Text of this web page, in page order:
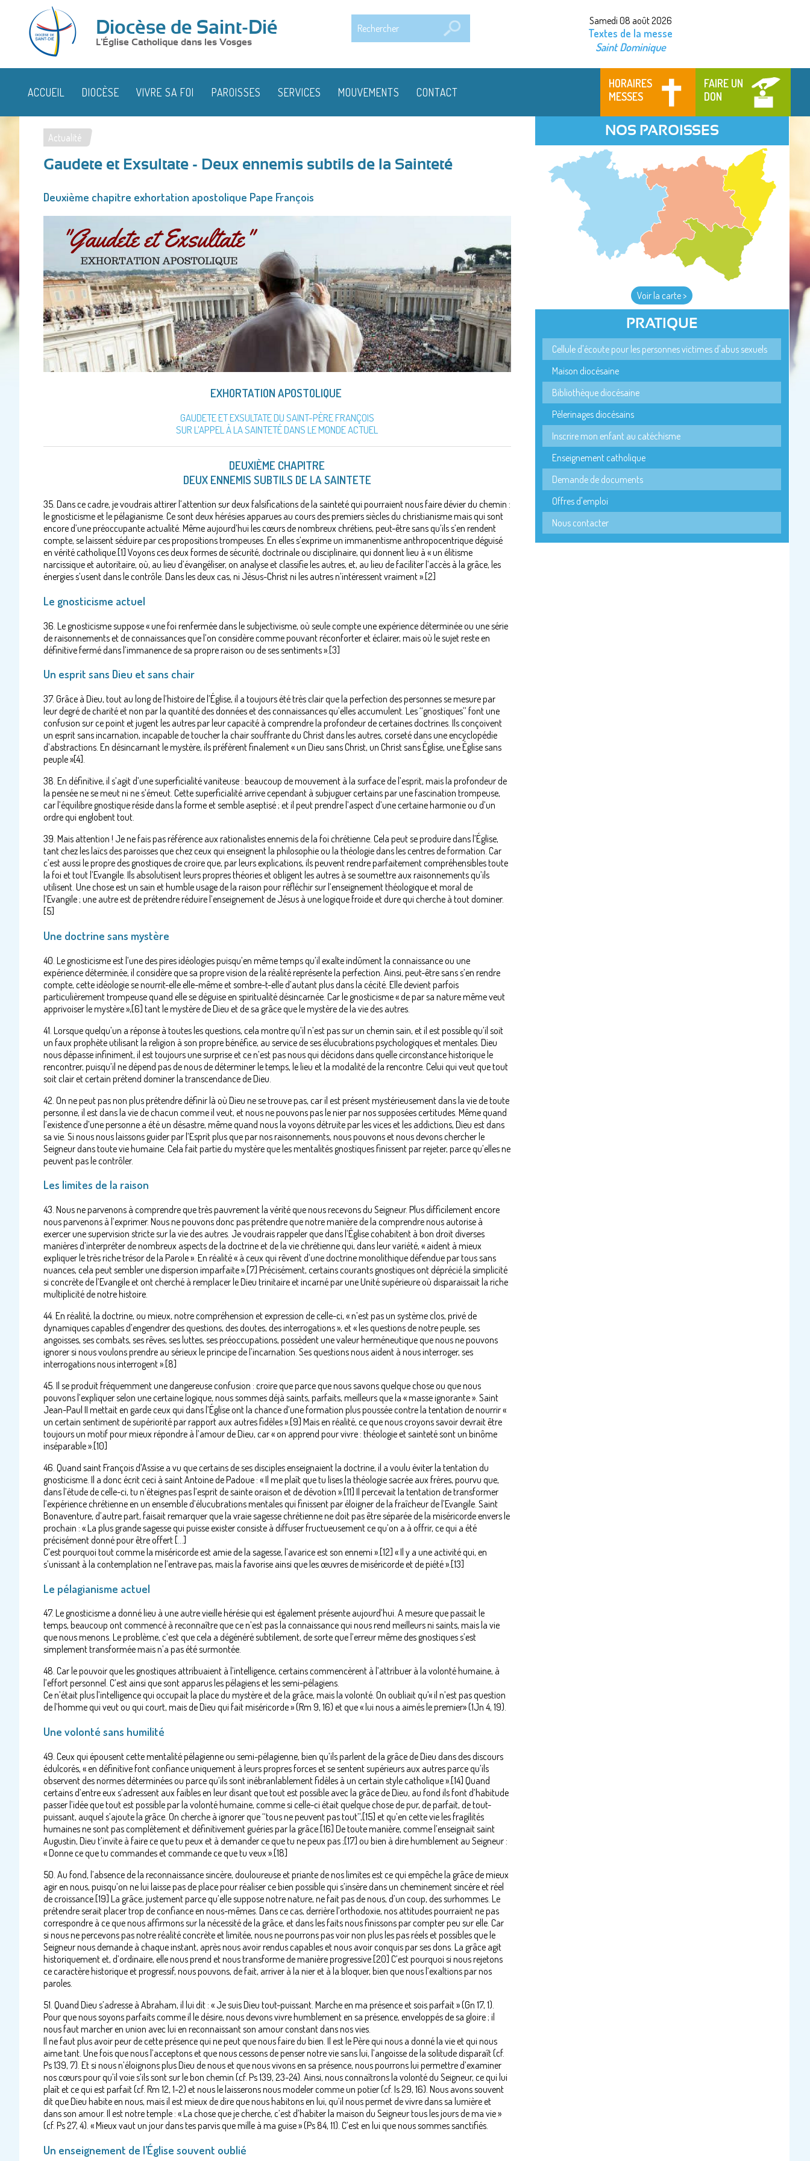
Diocèse de Saint-Dié
L'Église Catholique dans les Vosges
Samedi 08 août 2026
Textes de la messe
Saint Dominique
HORAIRES
MESSES
FAIRE UN
DON
ACCUEIL DIOCÈSE VIVRE SA FOI PAROISSES SERVICES MOUVEMENTS CONTACT
Vous
êtes
ici
Actualité
Gaudete et Exsultate - Deux ennemis subtils de la Sainteté
Deuxième chapitre exhortation apostolique Pape François
EXHORTATION APOSTOLIQUE
GAUDETE ET EXSULTATE DU SAINT-PÈRE FRANÇOIS
SUR L’APPEL À LA SAINTETÉ DANS LE MONDE ACTUEL
DEUXIÈME CHAPITRE
DEUX ENNEMIS SUBTILS DE LA SAINTETE
35. Dans ce cadre, je voudrais attirer l’attention sur deux falsifications de la sainteté qui pourraient nous faire dévier du chemin :
le gnosticisme et le pélagianisme. Ce sont deux hérésies apparues au cours des premiers siècles du christianisme mais qui sont
encore d’une préoccupante actualité. Même aujourd’hui les cœurs de nombreux chrétiens, peut-être sans qu’ils s’en rendent
compte, se laissent séduire par ces propositions trompeuses. En elles s’exprime un immanentisme anthropocentrique déguisé
en vérité catholique.[1] Voyons ces deux formes de sécurité, doctrinale ou disciplinaire, qui donnent lieu à « un élitisme
narcissique et autoritaire, où, au lieu d’évangéliser, on analyse et classifie les autres, et, au lieu de faciliter l’accès à la grâce, les
énergies s’usent dans le contrôle. Dans les deux cas, ni Jésus-Christ ni les autres n’intéressent vraiment ».[2]
Le gnosticisme actuel
36. Le gnosticisme suppose « une foi renfermée dans le subjectivisme, où seule compte une expérience déterminée ou une série
de raisonnements et de connaissances que l’on considère comme pouvant réconforter et éclairer, mais où le sujet reste en
définitive fermé dans l’immanence de sa propre raison ou de ses sentiments ».[3]
Un esprit sans Dieu et sans chair
37. Grâce à Dieu, tout au long de l’histoire de l’Église, il a toujours été très clair que la perfection des personnes se mesure par
leur degré de charité et non par la quantité des données et des connaissances qu’elles accumulent. Les ‘‘gnostiques’’ font une
confusion sur ce point et jugent les autres par leur capacité à comprendre la profondeur de certaines doctrines. Ils conçoivent
un esprit sans incarnation, incapable de toucher la chair souffrante du Christ dans les autres, corseté dans une encyclopédie
d’abstractions. En désincarnant le mystère, ils préfèrent finalement « un Dieu sans Christ, un Christ sans Église, une Église sans
peuple »[4].
38. En définitive, il s’agit d’une superficialité vaniteuse : beaucoup de mouvement à la surface de l’esprit, mais la profondeur de
la pensée ne se meut ni ne s’émeut. Cette superficialité arrive cependant à subjuguer certains par une fascination trompeuse,
car l’équilibre gnostique réside dans la forme et semble aseptisé ; et il peut prendre l’aspect d’une certaine harmonie ou d’un
ordre qui englobent tout.
39. Mais attention ! Je ne fais pas référence aux rationalistes ennemis de la foi chrétienne. Cela peut se produire dans l’Église,
tant chez les laïcs des paroisses que chez ceux qui enseignent la philosophie ou la théologie dans les centres de formation. Car
c’est aussi le propre des gnostiques de croire que, par leurs explications, ils peuvent rendre parfaitement compréhensibles toute
la foi et tout l’Evangile. Ils absolutisent leurs propres théories et obligent les autres à se soumettre aux raisonnements qu’ils
utilisent. Une chose est un sain et humble usage de la raison pour réfléchir sur l’enseignement théologique et moral de
l’Evangile ; une autre est de prétendre réduire l’enseignement de Jésus à une logique froide et dure qui cherche à tout dominer.
[5]
Une doctrine sans mystère
40. Le gnosticisme est l’une des pires idéologies puisqu’en même temps qu’il exalte indûment la connaissance ou une
expérience déterminée, il considère que sa propre vision de la réalité représente la perfection. Ainsi, peut-être sans s’en rendre
compte, cette idéologie se nourrit-elle elle-même et sombre-t-elle d’autant plus dans la cécité. Elle devient parfois
particulièrement trompeuse quand elle se déguise en spiritualité désincarnée. Car le gnosticisme « de par sa nature même veut
apprivoiser le mystère »,[6] tant le mystère de Dieu et de sa grâce que le mystère de la vie des autres.
41. Lorsque quelqu’un a réponse à toutes les questions, cela montre qu’il n’est pas sur un chemin sain, et il est possible qu’il soit
un faux prophète utilisant la religion à son propre bénéfice, au service de ses élucubrations psychologiques et mentales. Dieu
nous dépasse infiniment, il est toujours une surprise et ce n’est pas nous qui décidons dans quelle circonstance historique le
rencontrer, puisqu’il ne dépend pas de nous de déterminer le temps, le lieu et la modalité de la rencontre. Celui qui veut que tout
soit clair et certain prétend dominer la transcendance de Dieu.
42. On ne peut pas non plus prétendre définir là où Dieu ne se trouve pas, car il est présent mystérieusement dans la vie de toute
personne, il est dans la vie de chacun comme il veut, et nous ne pouvons pas le nier par nos supposées certitudes. Même quand
l’existence d’une personne a été un désastre, même quand nous la voyons détruite par les vices et les addictions, Dieu est dans
sa vie. Si nous nous laissons guider par l’Esprit plus que par nos raisonnements, nous pouvons et nous devons chercher le
Seigneur dans toute vie humaine. Cela fait partie du mystère que les mentalités gnostiques finissent par rejeter, parce qu’elles ne
peuvent pas le contrôler.
Les limites de la raison
43. Nous ne parvenons à comprendre que très pauvrement la vérité que nous recevons du Seigneur. Plus difficilement encore
nous parvenons à l’exprimer. Nous ne pouvons donc pas prétendre que notre manière de la comprendre nous autorise à
exercer une supervision stricte sur la vie des autres. Je voudrais rappeler que dans l’Église cohabitent à bon droit diverses
manières d’interpréter de nombreux aspects de la doctrine et de la vie chrétienne qui, dans leur variété, « aident à mieux
expliquer le très riche trésor de la Parole ». En réalité « à ceux qui rêvent d’une doctrine monolithique défendue par tous sans
nuances, cela peut sembler une dispersion imparfaite ».[7] Précisément, certains courants gnostiques ont déprécié la simplicité
si concrète de l’Evangile et ont cherché à remplacer le Dieu trinitaire et incarné par une Unité supérieure où disparaissait la riche
multiplicité de notre histoire.
44. En réalité, la doctrine, ou mieux, notre compréhension et expression de celle-ci, « n’est pas un système clos, privé de
dynamiques capables d’engendrer des questions, des doutes, des interrogations », et « les questions de notre peuple, ses
angoisses, ses combats, ses rêves, ses luttes, ses préoccupations, possèdent une valeur herméneutique que nous ne pouvons
ignorer si nous voulons prendre au sérieux le principe de l’incarnation. Ses questions nous aident à nous interroger, ses
interrogations nous interrogent ».[8]
45. Il se produit fréquemment une dangereuse confusion : croire que parce que nous savons quelque chose ou que nous
pouvons l’expliquer selon une certaine logique, nous sommes déjà saints, parfaits, meilleurs que la « masse ignorante ». Saint
Jean-Paul II mettait en garde ceux qui dans l’Église ont la chance d’une formation plus poussée contre la tentation de nourrir «
un certain sentiment de supériorité par rapport aux autres fidèles ».[9] Mais en réalité, ce que nous croyons savoir devrait être
toujours un motif pour mieux répondre à l’amour de Dieu, car « on apprend pour vivre : théologie et sainteté sont un binôme
inséparable ».[10]
46. Quand saint François d’Assise a vu que certains de ses disciples enseignaient la doctrine, il a voulu éviter la tentation du
gnosticisme. Il a donc écrit ceci à saint Antoine de Padoue : « Il me plaît que tu lises la théologie sacrée aux frères, pourvu que,
dans l’étude de celle-ci, tu n’éteignes pas l’esprit de sainte oraison et de dévotion ».[11] Il percevait la tentation de transformer
l’expérience chrétienne en un ensemble d’élucubrations mentales qui finissent par éloigner de la fraîcheur de l’Evangile. Saint
Bonaventure, d’autre part, faisait remarquer que la vraie sagesse chrétienne ne doit pas être séparée de la miséricorde envers le
prochain : « La plus grande sagesse qui puisse exister consiste à diffuser fructueusement ce qu’on a à offrir, ce qui a été
précisément donné pour être offert […]
C’est pourquoi tout comme la miséricorde est amie de la sagesse, l’avarice est son ennemi ».[12] « Il y a une activité qui, en
s’unissant à la contemplation ne l’entrave pas, mais la favorise ainsi que les œuvres de miséricorde et de piété ».[13]
Le pélagianisme actuel
47. Le gnosticisme a donné lieu à une autre vieille hérésie qui est également présente aujourd’hui. A mesure que passait le
temps, beaucoup ont commencé à reconnaître que ce n’est pas la connaissance qui nous rend meilleurs ni saints, mais la vie
que nous menons. Le problème, c’est que cela a dégénéré subtilement, de sorte que l’erreur même des gnostiques s’est
simplement transformée mais n’a pas été surmontée.
48. Car le pouvoir que les gnostiques attribuaient à l’intelligence, certains commencèrent à l’attribuer à la volonté humaine, à
l’effort personnel. C’est ainsi que sont apparus les pélagiens et les semi-pélagiens.
Ce n’était plus l’intelligence qui occupait la place du mystère et de la grâce, mais la volonté. On oubliait qu’« il n’est pas question
de l’homme qui veut ou qui court, mais de Dieu qui fait miséricorde » (Rm 9, 16) et que « lui nous a aimés le premier» (1Jn 4, 19).
Une volonté sans humilité
49. Ceux qui épousent cette mentalité pélagienne ou semi-pélagienne, bien qu’ils parlent de la grâce de Dieu dans des discours
édulcorés, « en définitive font confiance uniquement à leurs propres forces et se sentent supérieurs aux autres parce qu’ils
observent des normes déterminées ou parce qu’ils sont inébranlablement fidèles à un certain style catholique ».[14] Quand
certains d’entre eux s’adressent aux faibles en leur disant que tout est possible avec la grâce de Dieu, au fond ils font d’habitude
passer l’idée que tout est possible par la volonté humaine, comme si celle-ci était quelque chose de pur, de parfait, de tout-
puissant, auquel s’ajoute la grâce. On cherche à ignorer que ‘‘tous ne peuvent pas tout’’,[15] et qu’en cette vie les fragilités
humaines ne sont pas complètement et définitivement guéries par la grâce.[16] De toute manière, comme l’enseignait saint
Augustin, Dieu t’invite à faire ce que tu peux et à demander ce que tu ne peux pas ;[17] ou bien à dire humblement au Seigneur :
« Donne ce que tu commandes et commande ce que tu veux ».[18]
50. Au fond, l’absence de la reconnaissance sincère, douloureuse et priante de nos limites est ce qui empêche la grâce de mieux
agir en nous, puisqu’on ne lui laisse pas de place pour réaliser ce bien possible qui s’insère dans un cheminement sincère et réel
de croissance.[19] La grâce, justement parce qu’elle suppose notre nature, ne fait pas de nous, d’un coup, des surhommes. Le
prétendre serait placer trop de confiance en nous-mêmes. Dans ce cas, derrière l’orthodoxie, nos attitudes pourraient ne pas
correspondre à ce que nous affirmons sur la nécessité de la grâce, et dans les faits nous finissons par compter peu sur elle. Car
si nous ne percevons pas notre réalité concrète et limitée, nous ne pourrons pas voir non plus les pas réels et possibles que le
Seigneur nous demande à chaque instant, après nous avoir rendus capables et nous avoir conquis par ses dons. La grâce agit
historiquement et, d’ordinaire, elle nous prend et nous transforme de manière progressive.[20] C’est pourquoi si nous rejetons
ce caractère historique et progressif, nous pouvons, de fait, arriver à la nier et à la bloquer, bien que nous l’exaltions par nos
paroles.
51. Quand Dieu s’adresse à Abraham, il lui dit : « Je suis Dieu tout-puissant. Marche en ma présence et sois parfait » (Gn 17, 1).
Pour que nous soyons parfaits comme il le désire, nous devons vivre humblement en sa présence, enveloppés de sa gloire ; il
nous faut marcher en union avec lui en reconnaissant son amour constant dans nos vies.
Il ne faut plus avoir peur de cette présence qui ne peut que nous faire du bien. Il est le Père qui nous a donné la vie et qui nous
aime tant. Une fois que nous l’acceptons et que nous cessons de penser notre vie sans lui, l’angoisse de la solitude disparaît (cf.
Ps 139, 7). Et si nous n’éloignons plus Dieu de nous et que nous vivons en sa présence, nous pourrons lui permettre d’examiner
nos cœurs pour qu’il voie s’ils sont sur le bon chemin (cf. Ps 139, 23-24). Ainsi, nous connaîtrons la volonté du Seigneur, ce qui lui
plaît et ce qui est parfait (cf. Rm 12, 1-2) et nous le laisserons nous modeler comme un potier (cf. Is 29, 16). Nous avons souvent
dit que Dieu habite en nous, mais il est mieux de dire que nous habitons en lui, qu’il nous permet de vivre dans sa lumière et
dans son amour. Il est notre temple : « La chose que je cherche, c’est d’habiter la maison du Seigneur tous les jours de ma vie »
(cf. Ps 27, 4). « Mieux vaut un jour dans tes parvis que mille à ma guise » (Ps 84, 11). C’est en lui que nous sommes sanctifiés.
Un enseignement de l’Église souvent oublié
NOS PAROISSES
Voir la carte >
PRATIQUE
Cellule d'écoute pour les personnes victimes d'abus sexuels
Maison diocésaine
Bibliothèque diocésaine
Pèlerinages diocésains
Inscrire mon enfant au catéchisme
Enseignement catholique
Demande de documents
Offres d'emploi
Nous contacter